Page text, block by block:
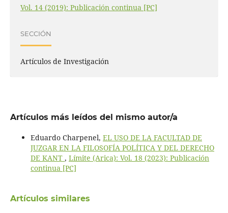
Vol. 14 (2019): Publicación continua [PC]
SECCIÓN
Artículos de Investigación
Artículos más leídos del mismo autor/a
Eduardo Charpenel, EL USO DE LA FACULTAD DE
JUZGAR EN LA FILOSOFÍA POLÍTICA Y DEL DERECHO
DE KANT , Límite (Arica): Vol. 18 (2023): Publicación
continua [PC]
Artículos similares